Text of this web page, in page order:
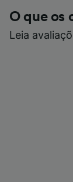
O que os
Leia